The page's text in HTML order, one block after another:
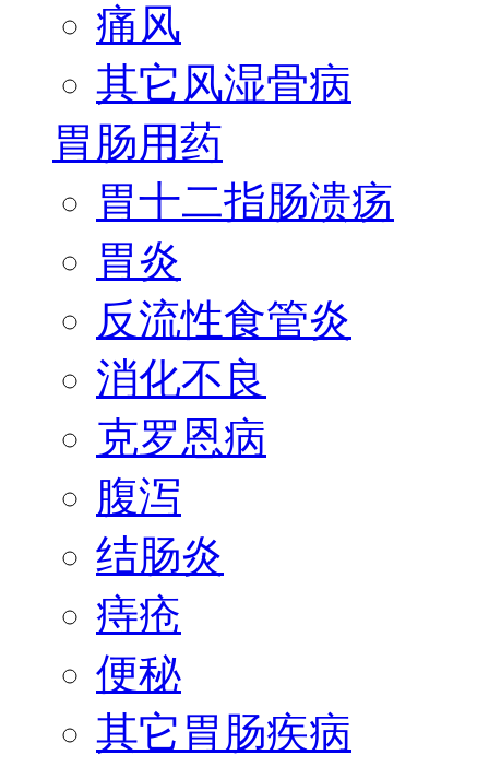
痛风
其它风湿骨病
胃肠用药
胃十二指肠溃疡
胃炎
反流性食管炎
消化不良
克罗恩病
腹泻
结肠炎
痔疮
便秘
其它胃肠疾病